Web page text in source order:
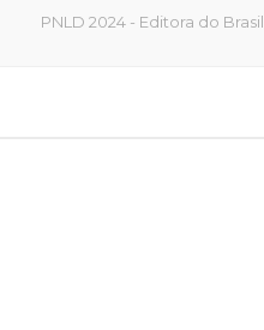
PNLD 2024 - Editora do Brasil